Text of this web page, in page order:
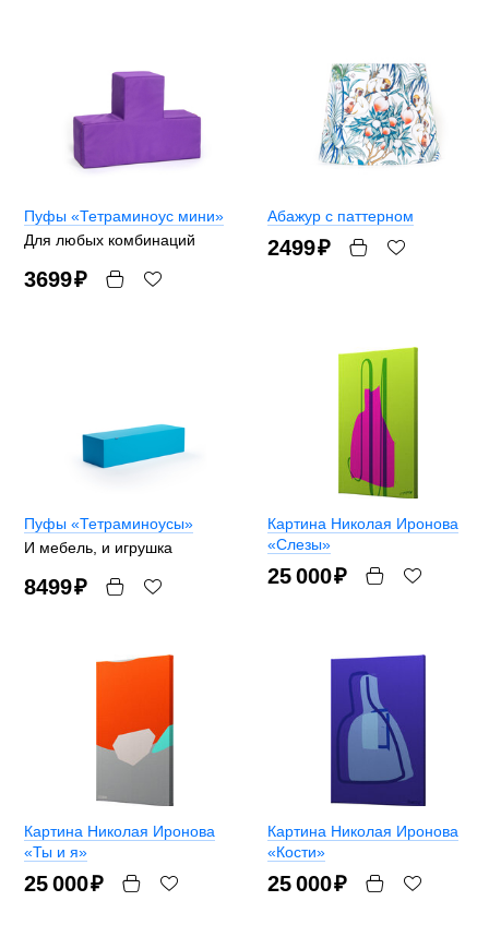
Пуфы «Тетраминоус мини»
Для любых комбинаций
3699₽
Абажур с паттерном
2499₽
Пуфы «Тетраминоусы»
И мебель, и игрушка
8499₽
Картина Николая Иронова
«Слезы»
25 000₽
Картина Николая Иронова
«Ты и я»
25 000₽
Картина Николая Иронова
«Кости»
25 000₽